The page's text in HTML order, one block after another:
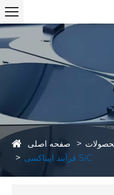
صفحه اصلی
فرآیند اپیتاکسی SiC